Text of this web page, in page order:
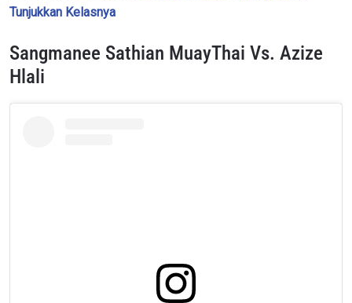
Tunjukkan Kelasnya
Sangmanee Sathian MuayThai Vs. Azize
Hlali